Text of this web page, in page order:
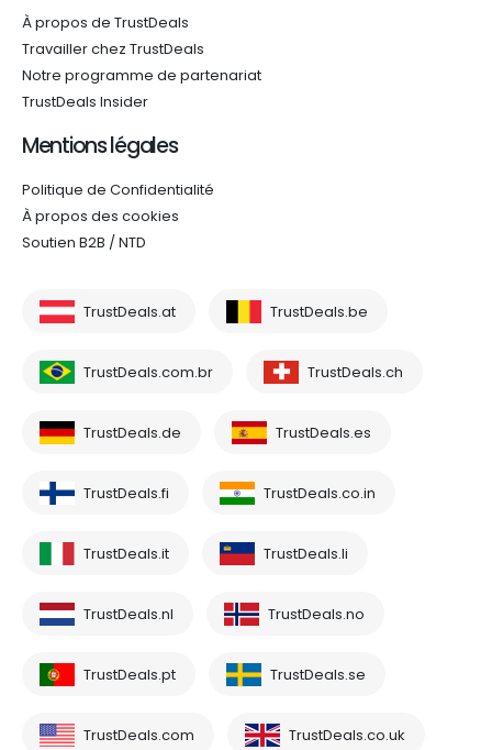
À propos de TrustDeals
Travailler chez TrustDeals
Notre programme de partenariat
TrustDeals Insider
Mentions légales
Politique de Confidentialité
À propos des cookies
Soutien B2B / NTD
TrustDeals.at TrustDeals.be
TrustDeals.com.br TrustDeals.ch
TrustDeals.de TrustDeals.es
TrustDeals.fi TrustDeals.co.in
TrustDeals.it TrustDeals.li
TrustDeals.nl TrustDeals.no
TrustDeals.pt TrustDeals.se
TrustDeals.com TrustDeals.co.uk